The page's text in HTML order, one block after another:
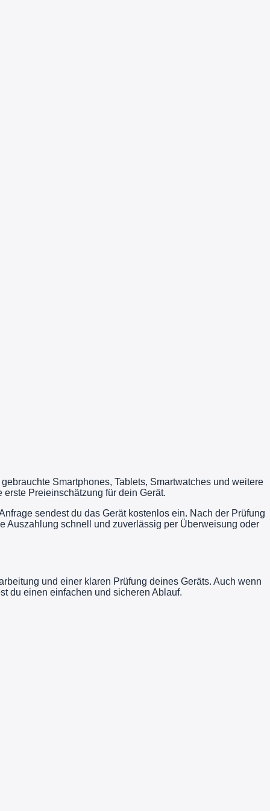
Smartphones, Tablets, Smartwatches und weitere
Preieinschätzung für dein Gerät.
sendest du das Gerät kostenlos ein. Nach der Prüfung
Auszahlung schnell und zuverlässig per Überweisung oder
und einer klaren Prüfung deines Geräts. Auch wenn
du einen einfachen und sicheren Ablauf.